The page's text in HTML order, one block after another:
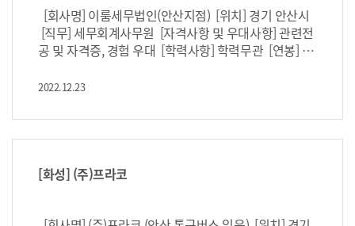
[직무] 세무회계사무원 [자격사항 및 우대사항] 관련전
공 및 자격증, 경험 우대 [학력사항] 학력무관 [연봉] 회
s://c11.kr/18mah
2022.12.23
[화성] (주)프라코